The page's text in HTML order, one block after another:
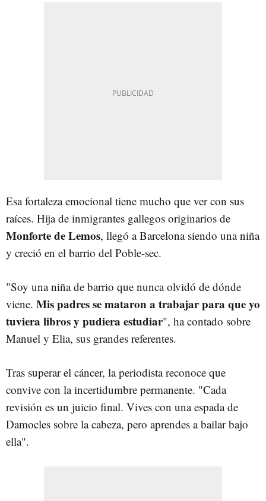
Esa fortaleza emocional tiene mucho que ver con sus
raíces. Hija de inmigrantes gallegos originarios de
Monforte de Lemos, llegó a Barcelona siendo una niña
y creció en el barrio del Poble-sec.
"Soy una niña de barrio que nunca olvidó de dónde
viene. Mis padres se mataron a trabajar para que yo
tuviera libros y pudiera estudiar", ha contado sobre
Manuel y Elia, sus grandes referentes.
Tras superar el cáncer, la periodista reconoce que
convive con la incertidumbre permanente. "Cada
revisión es un juicio final. Vives con una espada de
Damocles sobre la cabeza, pero aprendes a bailar bajo
ella".